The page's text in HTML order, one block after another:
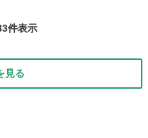
件表示
見る